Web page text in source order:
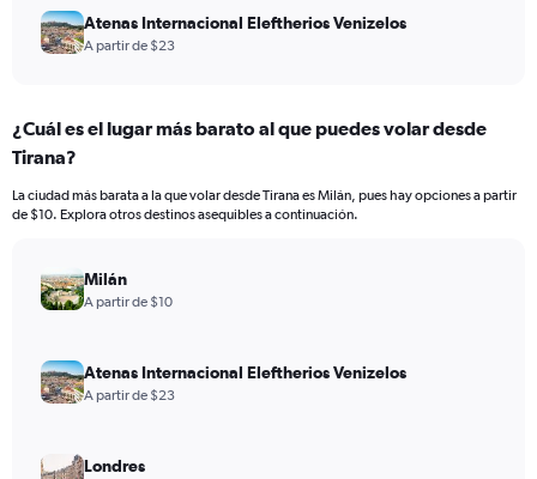
Atenas Internacional Eleftherios Venizelos
A partir de $23
¿Cuál es el lugar más barato al que puedes volar desde
Tirana?
La ciudad más barata a la que volar desde Tirana es Milán, pues hay opciones a partir
de $10. Explora otros destinos asequibles a continuación.
Milán
A partir de $10
Atenas Internacional Eleftherios Venizelos
A partir de $23
Londres